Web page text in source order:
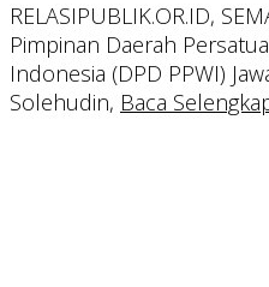
RELASIPUBLIK.OR.ID,
Pimpinan Daerah
Indonesia (DPD PPWI)
Solehudin, Baca